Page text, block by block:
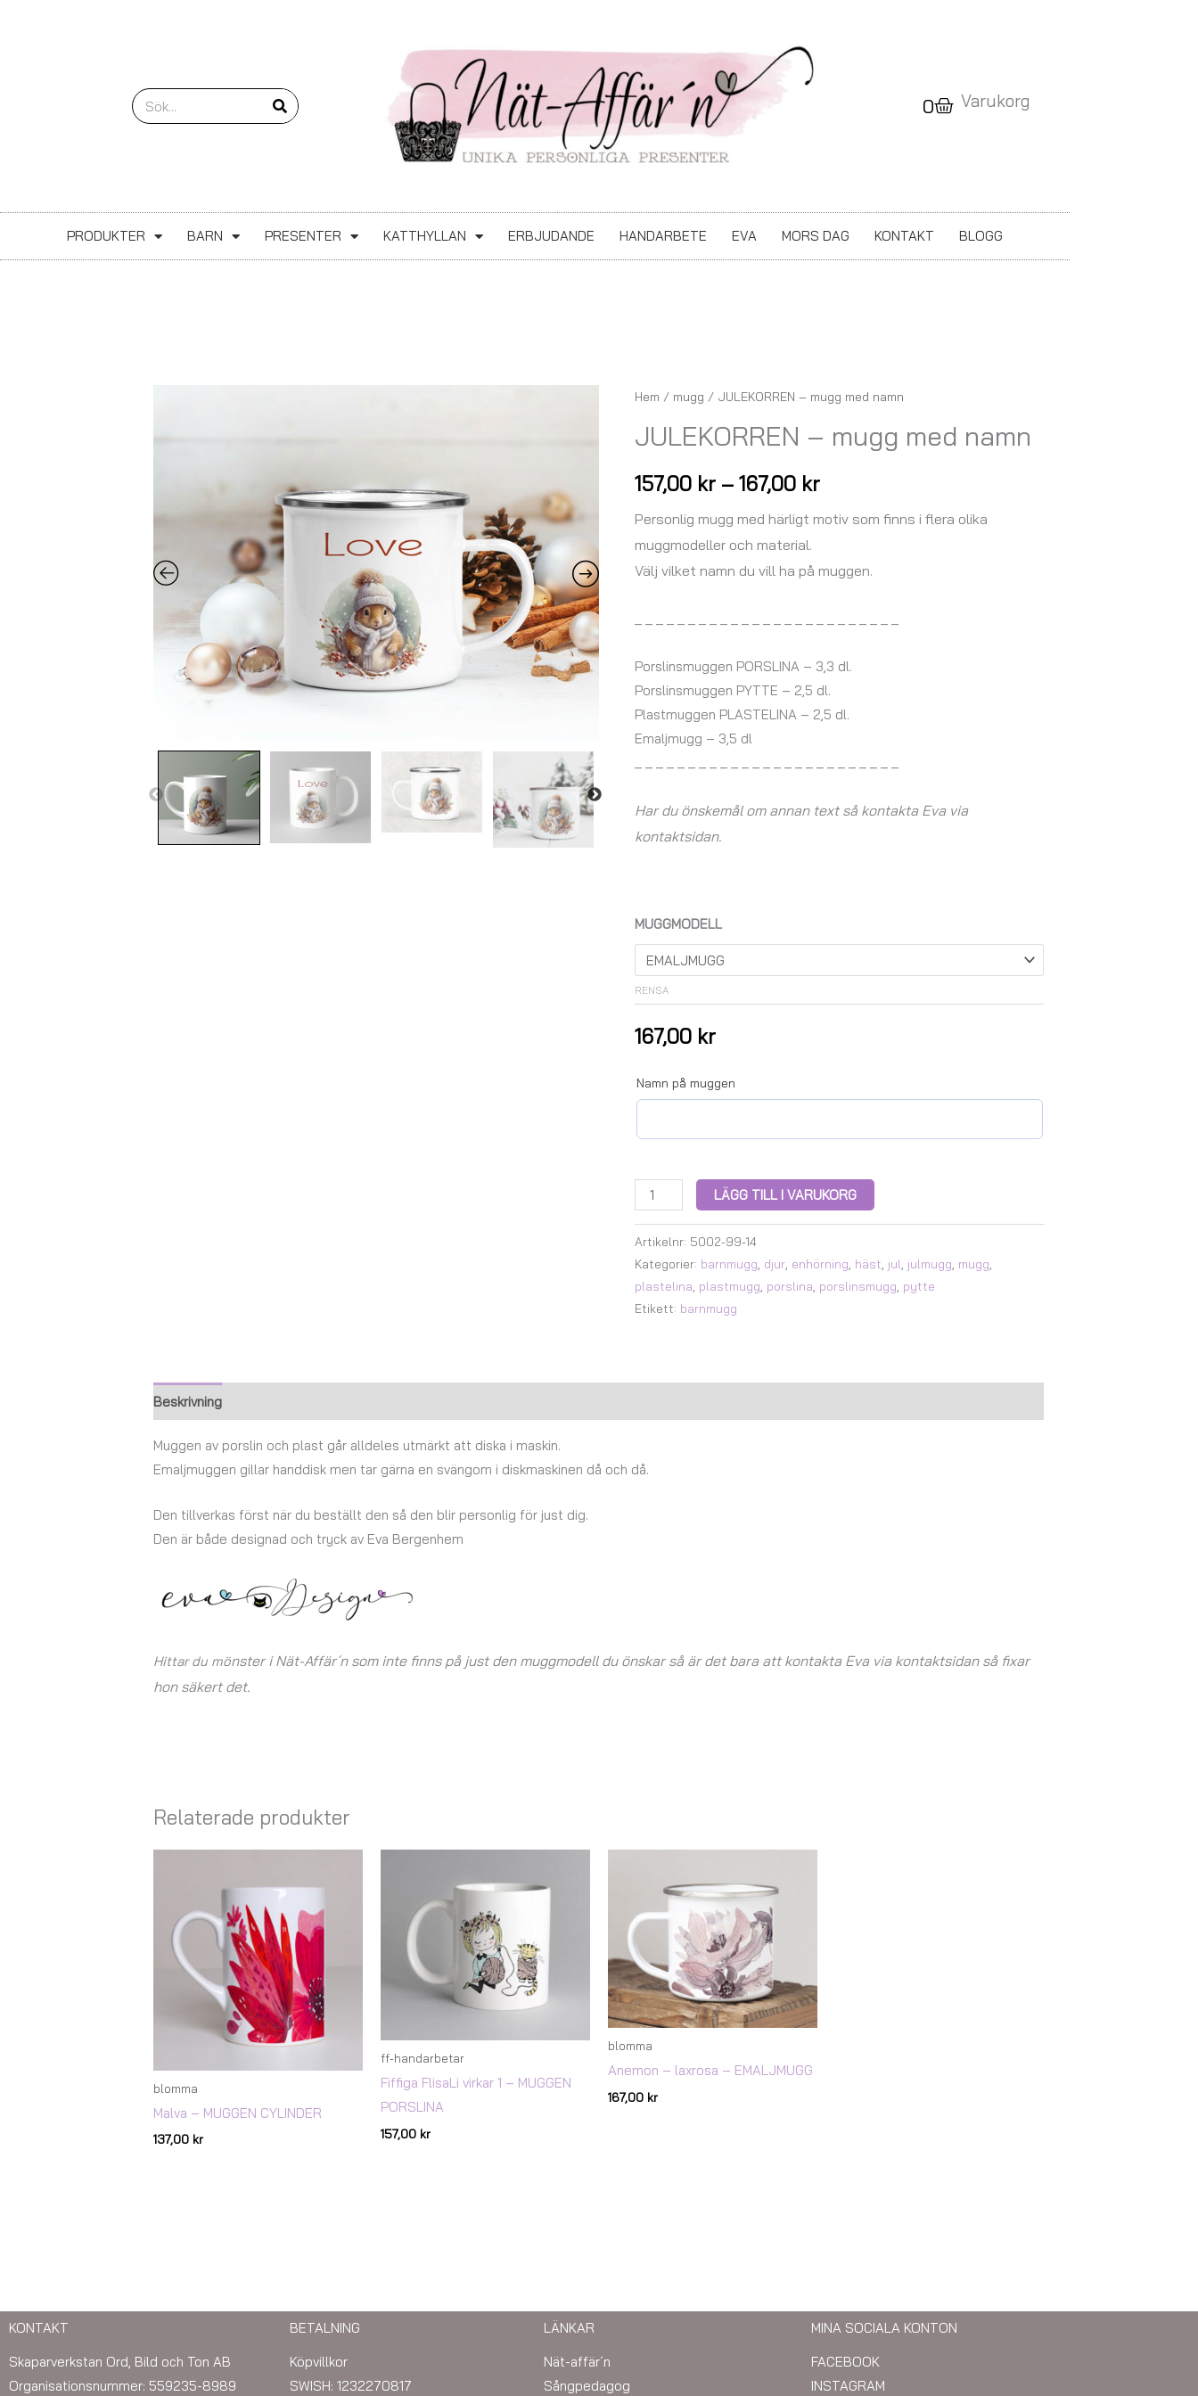
Sök 0
Varukorg
Varukorg
PRODUKTER BARN PRESENTER KATTHYLLAN ERBJUDANDE HANDARBETE EVA MORS DAG KONTAKT BLOGG
Hem / mugg / JULEKORREN – mugg med namn
JULEKORREN – mugg med namn
157,00 kr – 167,00 kr
Prisintervall:
157,00 kr
till
167,00 kr
Personlig mugg med härligt motiv som finns i flera olika
muggmodeller och material.
Välj vilket namn du vill ha på muggen.
Porslinsmuggen PORSLINA – 3,3 dl.
Porslinsmuggen PYTTE – 2,5 dl.
Plastmuggen PLASTELINA – 2,5 dl.
Emaljmugg – 3,5 dl
Har du önskemål om annan text så kontakta Eva via
kontaktsidan.
MUGGMODELL
RENSA
167,00 kr
Namn på muggen
JULEKORREN
mugg
namn
mängd
LÄGG TILL I VARUKORG
Artikelnr: 5002-99-14
Kategorier: barnmugg, djur, enhörning, häst, jul, julmugg, mugg,
plastelina, plastmugg, porslina, porslinsmugg, pytte
Etikett: barnmugg
Beskrivning
Muggen av porslin och plast går alldeles utmärkt att diska i maskin.
Emaljmuggen gillar handdisk men tar gärna en svängom i diskmaskinen då och då.
Den tillverkas först när du beställt den så den blir personlig för just dig.
Den är både designad och tryck av Eva Bergenhem
Hittar du mönster i Nät-Affär´n som inte finns på just den muggmodell du önskar så är det bara att kontakta Eva via kontaktsidan så fixar
hon säkert det.
Relaterade produkter
blomma
Malva – MUGGEN CYLINDER
137,00 kr
ff-handarbetar
Fiffiga FlisaLi virkar 1 – MUGGEN
PORSLINA
157,00 kr
blomma
Anemon – laxrosa – EMALJMUGG
167,00 kr
KONTAKT
Skaparverkstan Ord, Bild och Ton AB
Organisationsnummer: 559235-8989
BETALNING
Köpvillkor
SWISH: 1232270817
LÄNKAR
Nät-affär´n
Sångpedagog
MINA SOCIALA KONTON
FACEBOOK
INSTAGRAM